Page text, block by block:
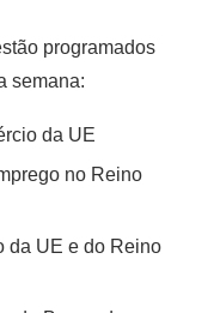
programados
semana:
da UE
no Reino
da UE e do Reino